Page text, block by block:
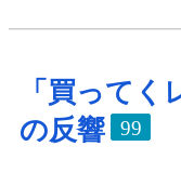
「買ってく
の反響
99